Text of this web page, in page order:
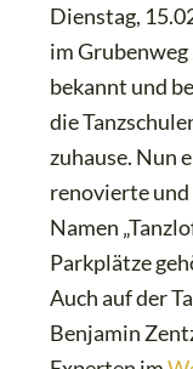
Dienstag,
im
bekannt und
die
zuhause. Nun
renovierte
Namen
Parkplätze
Auch auf der
Benjamin